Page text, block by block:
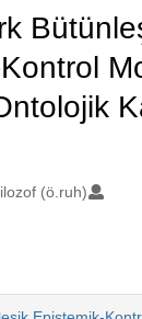
(ö.ruh)